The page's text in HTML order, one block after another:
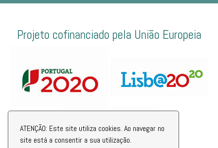
ATENÇÃO: Este site utiliza cookies. Ao navegar no
site está a consentir a sua utilização.
Projeto cofinanciado pela União Europeia